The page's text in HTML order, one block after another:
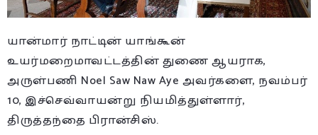
யான்மார் நாட்டின் யாங்கூன்
உயர்மறைமாவட்டத்தின் துணை ஆயராக,
அருள்பணி Noel Saw Naw Aye அவர்களை, நவம்பர்
10, இச்செவ்வாயன்று நியமித்துள்ளார்,
திருத்தந்தை பிரான்சிஸ்.